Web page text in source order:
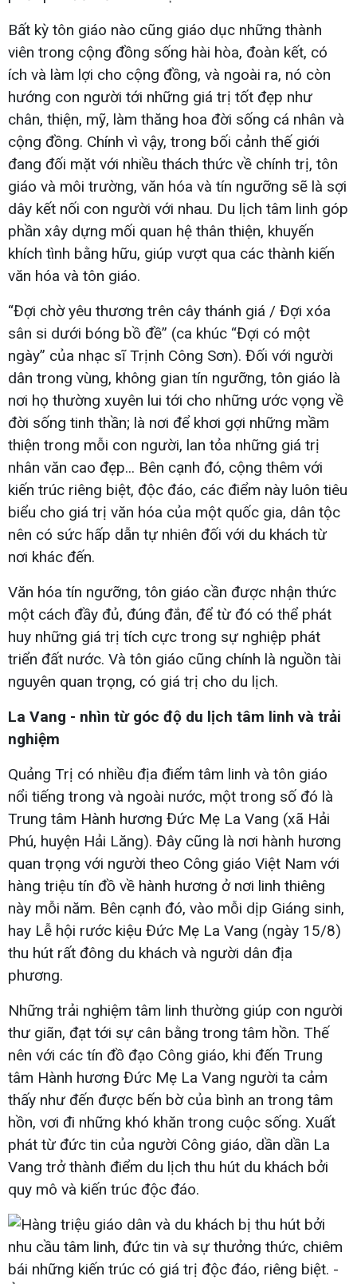
Bất kỳ tôn giáo nào cũng giáo dục những thành
viên trong cộng đồng sống hài hòa, đoàn kết, có
ích và làm lợi cho cộng đồng, và ngoài ra, nó còn
hướng con người tới những giá trị tốt đẹp như
chân, thiện, mỹ, làm thăng hoa đời sống cá nhân và
cộng đồng. Chính vì vậy, trong bối cảnh thế giới
đang đối mặt với nhiều thách thức về chính trị, tôn
giáo và môi trường, văn hóa và tín ngưỡng sẽ là sợi
dây kết nối con người với nhau. Du lịch tâm linh góp
phần xây dựng mối quan hệ thân thiện, khuyến
khích tình bằng hữu, giúp vượt qua các thành kiến
văn hóa và tôn giáo.
“Đợi chờ yêu thương trên cây thánh giá / Đợi xóa
sân si dưới bóng bồ đề” (ca khúc “Đợi có một
ngày” của nhạc sĩ Trịnh Công Sơn). Đối với người
dân trong vùng, không gian tín ngưỡng, tôn giáo là
nơi họ thường xuyên lui tới cho những ước vọng về
đời sống tinh thần; là nơi để khơi gợi những mầm
thiện trong mỗi con người, lan tỏa những giá trị
nhân văn cao đẹp... Bên cạnh đó, cộng thêm với
kiến trúc riêng biệt, độc đáo, các điểm này luôn tiêu
biểu cho giá trị văn hóa của một quốc gia, dân tộc
nên có sức hấp dẫn tự nhiên đối với du khách từ
nơi khác đến.
Văn hóa tín ngưỡng, tôn giáo cần được nhận thức
một cách đầy đủ, đúng đắn, để từ đó có thể phát
huy những giá trị tích cực trong sự nghiệp phát
triển đất nước. Và tôn giáo cũng chính là nguồn tài
nguyên quan trọng, có giá trị cho du lịch.
La Vang - nhìn từ góc độ du lịch tâm linh và trải
nghiệm
Quảng Trị có nhiều địa điểm tâm linh và tôn giáo
nổi tiếng trong và ngoài nước, một trong số đó là
Trung tâm Hành hương Đức Mẹ La Vang (xã Hải
Phú, huyện Hải Lăng). Đây cũng là nơi hành hương
quan trọng với người theo Công giáo Việt Nam với
hàng triệu tín đồ về hành hương ở nơi linh thiêng
này mỗi năm. Bên cạnh đó, vào mỗi dịp Giáng sinh,
hay Lễ hội rước kiệu Đức Mẹ La Vang (ngày 15/8)
thu hút rất đông du khách và người dân địa
phương.
Những trải nghiệm tâm linh thường giúp con người
thư giãn, đạt tới sự cân bằng trong tâm hồn. Thế
nên với các tín đồ đạo Công giáo, khi đến Trung
tâm Hành hương Đức Mẹ La Vang người ta cảm
thấy như đến được bến bờ của bình an trong tâm
hồn, vơi đi những khó khăn trong cuộc sống. Xuất
phát từ đức tin của người Công giáo, dần dần La
Vang trở thành điểm du lịch thu hút du khách bởi
quy mô và kiến trúc độc đáo.